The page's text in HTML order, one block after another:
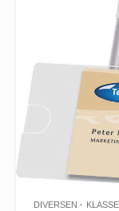
DIVERSEN